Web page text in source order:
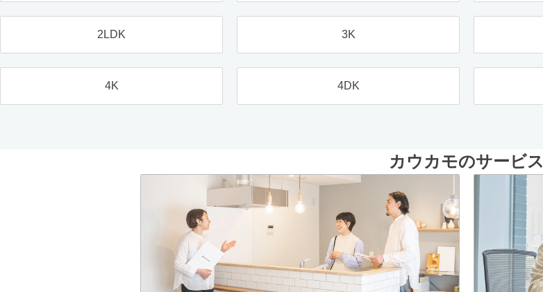
2LDK 3K
4K 4DK
カウカモのサービス